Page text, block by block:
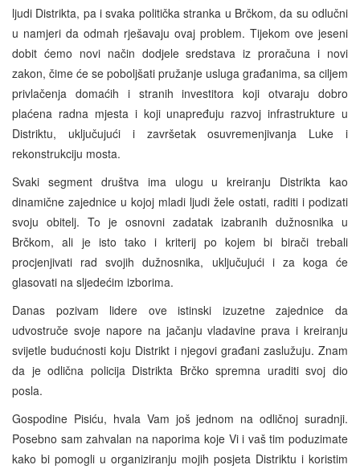
ljudi Distrikta, pa i svaka politička stranka u Brčkom, da su odlučni
u namjeri da odmah rješavaju ovaj problem. Tijekom ove jeseni
dobit ćemo novi način dodjele sredstava iz proračuna i novi
zakon, čime će se poboljšati pružanje usluga građanima, sa ciljem
privlačenja domaćih i stranih investitora koji otvaraju dobro
plaćena radna mjesta i koji unapređuju razvoj infrastrukture u
Distriktu, uključujući i završetak osuvremenjivanja Luke i
rekonstrukciju mosta.
Svaki segment društva ima ulogu u kreiranju Distrikta kao
dinamične zajednice u kojoj mladi ljudi žele ostati, raditi i podizati
svoju obitelj. To je osnovni zadatak izabranih dužnosnika u
Brčkom, ali je isto tako i kriterij po kojem bi birači trebali
procjenjivati rad svojih dužnosnika, uključujući i za koga će
glasovati na sljedećim izborima.
Danas pozivam lidere ove istinski izuzetne zajednice da
udvostruče svoje napore na jačanju vladavine prava i kreiranju
svijetle budućnosti koju Distrikt i njegovi građani zaslužuju. Znam
da je odlična policija Distrikta Brčko spremna uraditi svoj dio
posla.
Gospodine Pisiću, hvala Vam još jednom na odličnoj suradnji.
Posebno sam zahvalan na naporima koje Vi i vaš tim poduzimate
kako bi pomogli u organiziranju mojih posjeta Distriktu i koristim